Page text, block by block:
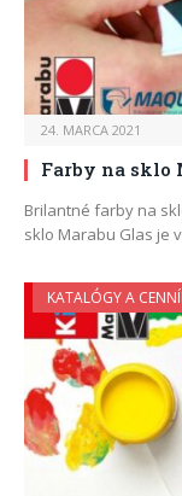
24. MARCA 2021
Farby na sklo
Brilantné farby na
sklo Marabu Glas je
KATALÓGY A